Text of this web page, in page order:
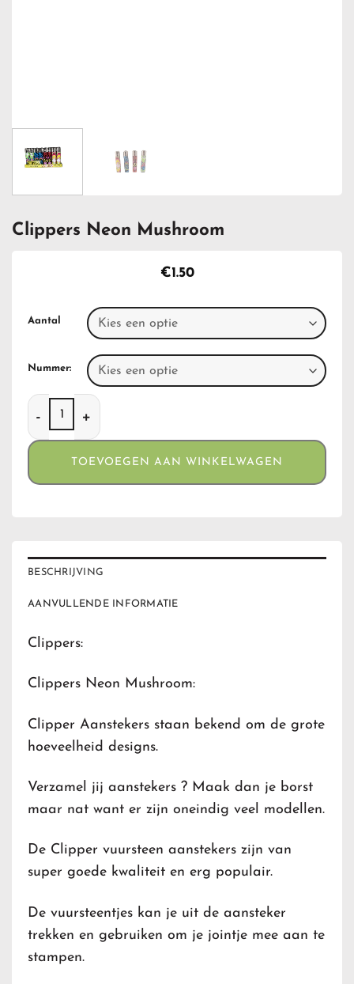
Clippers Neon Mushroom
€1.50
Aantal
Nummer:
Clippers Neon Mushroom aantal
TOEVOEGEN AAN WINKELWAGEN
BESCHRIJVING
AANVULLENDE INFORMATIE
Clippers:
Clippers Neon Mushroom:
Clipper Aanstekers staan bekend om de grote
hoeveelheid designs.
Verzamel jij aanstekers ? Maak dan je borst
maar nat want er zijn oneindig veel modellen.
De Clipper vuursteen aanstekers zijn van
super goede kwaliteit en erg populair.
De vuursteentjes kan je uit de aansteker
trekken en gebruiken om je jointje mee aan te
stampen.